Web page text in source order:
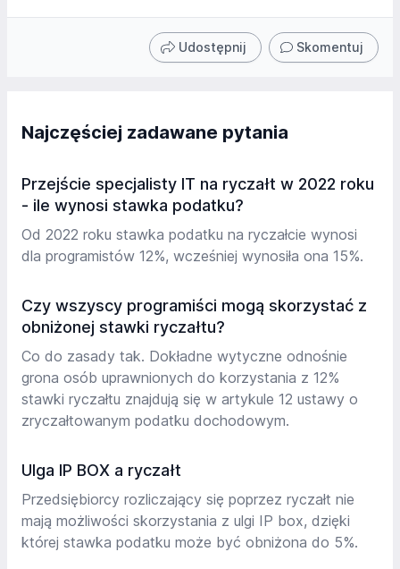
Udostępnij Skomentuj
Najczęściej zadawane pytania
Przejście specjalisty IT na ryczałt w 2022 roku
- ile wynosi stawka podatku?
Od 2022 roku stawka podatku na ryczałcie wynosi
dla programistów 12%, wcześniej wynosiła ona 15%.
Czy wszyscy programiści mogą skorzystać z
obniżonej stawki ryczałtu?
Co do zasady tak. Dokładne wytyczne odnośnie
grona osób uprawnionych do korzystania z 12%
stawki ryczałtu znajdują się w artykule 12 ustawy o
zryczałtowanym podatku dochodowym.
Ulga IP BOX a ryczałt
Przedsiębiorcy rozliczający się poprzez ryczałt nie
mają możliwości skorzystania z ulgi IP box, dzięki
której stawka podatku może być obniżona do 5%.